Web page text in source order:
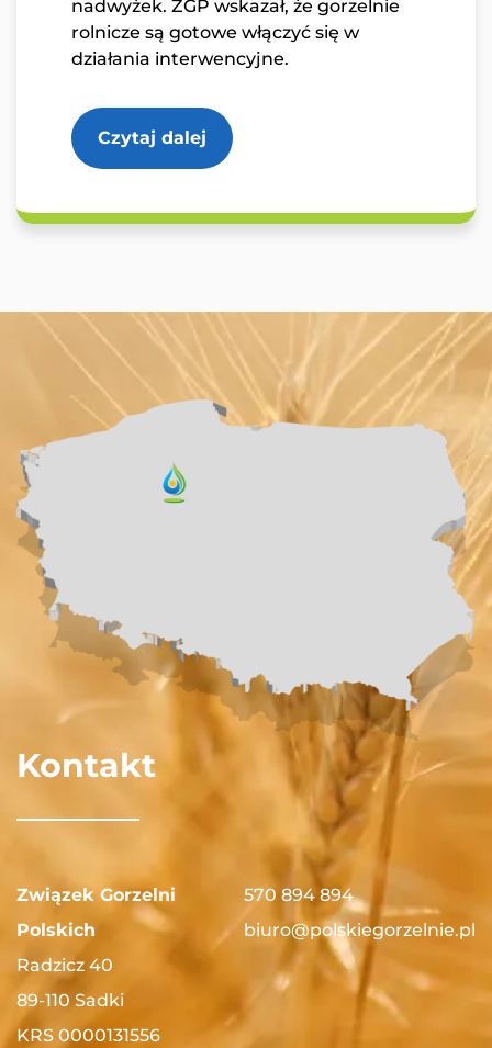
nadwyżek. ZGP wskazał, że gorzelnie
rolnicze są gotowe włączyć się w
działania interwencyjne.
Czytaj dalej
Kontakt
Związek Gorzelni
Polskich
Radzicz 40
89-110 Sadki
570 894 894
biuro@polskiegorzelnie.pl
KRS 0000131556